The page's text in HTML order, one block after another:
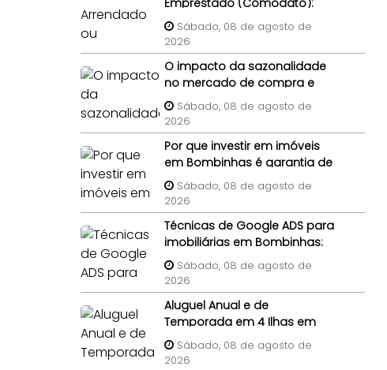
Emprestado (Comodato):
Como notificar legalmente
um morador gratuito para
desocupar antes da venda?
Sábado, 08 de agosto de
2026
O impacto da sazonalidade
no mercado de compra e
venda de imóveis: um
panorama completo
Sábado, 08 de agosto de
2026
Por que investir em imóveis
em Bombinhas é garantia de
solidez patrimonial?
Sábado, 08 de agosto de
2026
Técnicas de Google ADS para
imobiliárias em Bombinhas:
foco em imóveis de terceiros
Sábado, 08 de agosto de
2026
Aluguel Anual e de
Temporada em 4 Ilhas em
Bombinhas
Sábado, 08 de agosto de
2026